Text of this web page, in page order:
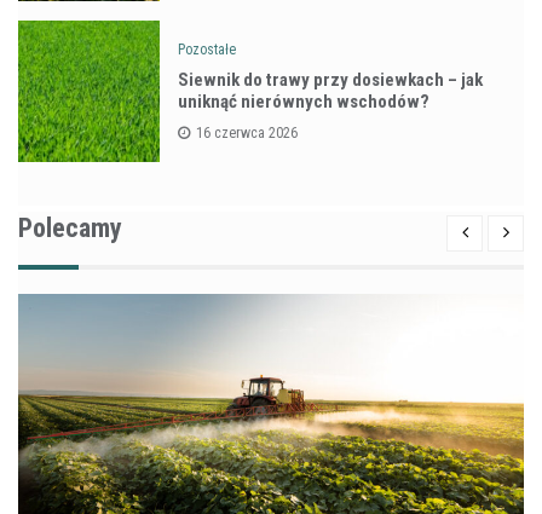
Pozostałe
Siewnik do trawy przy dosiewkach – jak
uniknąć nierównych wschodów?
16 czerwca 2026
Polecamy